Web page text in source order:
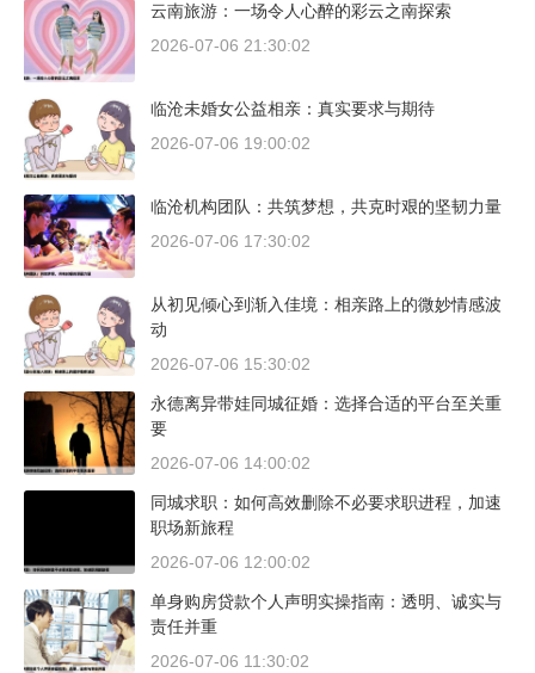
云南旅游：一场令人心醉的彩云之南探索
2026-07-06 21:30:02
临沧未婚女公益相亲：真实要求与期待
2026-07-06 19:00:02
临沧机构团队：共筑梦想，共克时艰的坚韧力量
2026-07-06 17:30:02
从初见倾心到渐入佳境：相亲路上的微妙情感波
动
2026-07-06 15:30:02
永德离异带娃同城征婚：选择合适的平台至关重
要
2026-07-06 14:00:02
同城求职：如何高效删除不必要求职进程，加速
职场新旅程
2026-07-06 12:00:02
单身购房贷款个人声明实操指南：透明、诚实与
责任并重
2026-07-06 11:30:02